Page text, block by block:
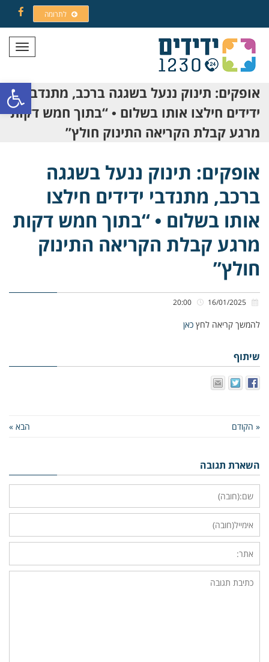
פתח
לתרומה
תפריט
אופקים: תינוק ננעל בשגגה ברכב, מתנדבי
ידידים חילצו אותו בשלום • “בתוך חמש דקות
מרגע קבלת הקריאה התינוק חולץ”
אופקים: תינוק ננעל בשגגה
ברכב, מתנדבי ידידים חילצו
אותו בשלום • “בתוך חמש דקות
מרגע קבלת הקריאה התינוק
חולץ”
להמשך קריאה לחץ כאן
שיתוף
« הקודם הבא »
השארת תגובה